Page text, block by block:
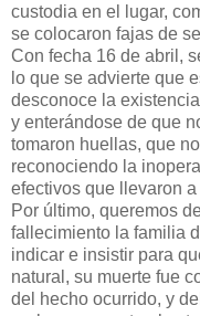
custodia en el lugar,
se colocaron fajas de
Con fecha 16 de abril,
lo que se advierte que
desconoce la
y enterándose de que
tomaron huellas, que
reconociendo la
efectivos que llevaron
Por último, queremos
fallecimiento la familia
indicar e insistir para
natural, su muerte fue
del hecho ocurrido, y